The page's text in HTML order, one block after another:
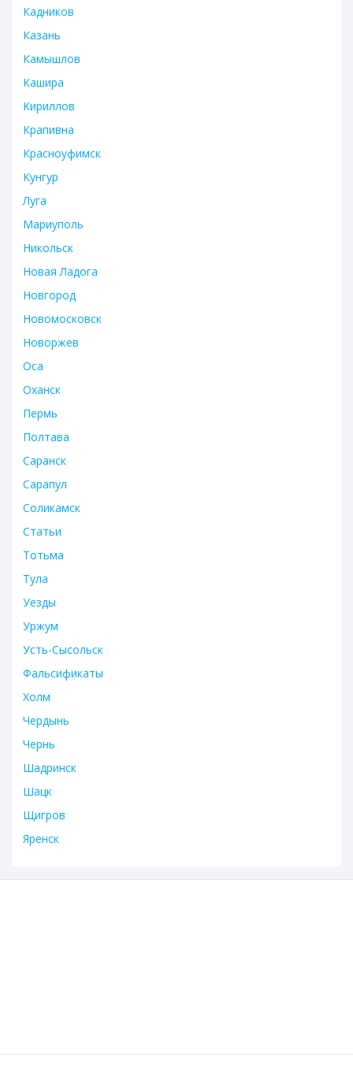
Кадников
Казань
Камышлов
Кашира
Кириллов
Крапивна
Красноуфимск
Кунгур
Луга
Мариуполь
Никольск
Новая Ладога
Новгород
Новомосковск
Новоржев
Оса
Оханск
Пермь
Полтава
Саранск
Сарапул
Соликамск
Статьи
Тотьма
Тула
Уезды
Уржум
Усть-Сысольск
Фальсификаты
Холм
Чердынь
Чернь
Шадринск
Шацк
Щигров
Яренск